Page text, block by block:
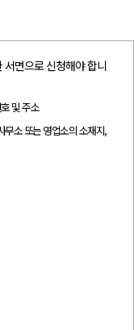
서면으로 신청해야 합니
및 주소
무소 또는 영업소의 소재지,